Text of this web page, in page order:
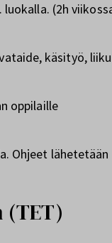
luokalla. (2h
käsityö,
oppilaille
Ohjeet lähetetään